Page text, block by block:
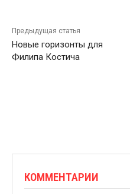
Предыдущая статья
Новые горизонты для
Филипа Костича
КОММЕНТАРИИ